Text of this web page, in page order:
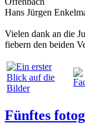
Hans Jürgen
Vielen dank an die
fiebern den beiden
Fünftes